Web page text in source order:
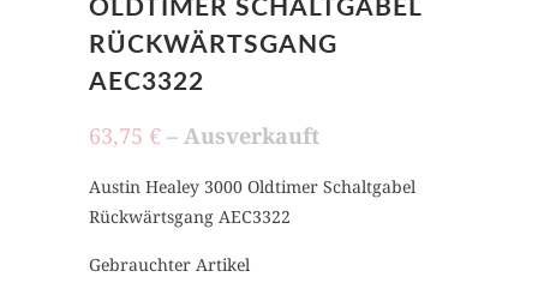
RÜCKWÄRTSGANG
AEC3322
63,75 € – Ausverkauft
Austin Healey 3000 Oldtimer Schaltgabel
Rückwärtsgang AEC3322
Gebrauchter Artikel